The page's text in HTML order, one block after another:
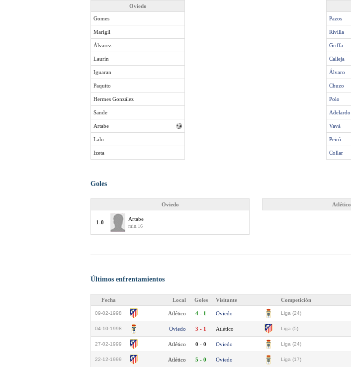
Oviedo
Gomes
Marigil
Álvarez
Laurín
Iguaran
Paquito
Hermes González
Sande
Artabe
Lalo
Izeta
Pazos
Rivilla
Griffa
Calleja
Álvaro
Chuzo
Polo
Adelardo
Vavá
Peiró
Collar
Goles
Oviedo
1-0
Artabe
min.16
Atlético
Últimos enfrentamientos
Fecha Local Goles Visitante Competición
09-02-1998 Atlético 4 - 1 Oviedo Liga (24)
04-10-1998 Oviedo 3 - 1 Atlético Liga (5)
27-02-1999 Atlético 0 - 0 Oviedo Liga (24)
22-12-1999 Atlético 5 - 0 Oviedo Liga (17)